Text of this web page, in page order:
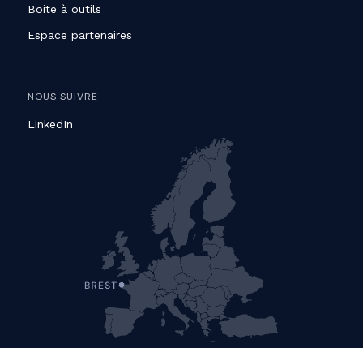
Boite à outils
Espace partenaires
NOUS SUIVRE
LinkedIn